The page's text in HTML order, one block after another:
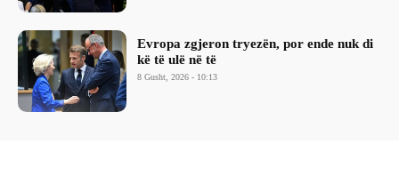
Evropa zgjeron tryezën, por ende nuk di
kë të ulë në të
8 Gusht, 2026 - 10:13